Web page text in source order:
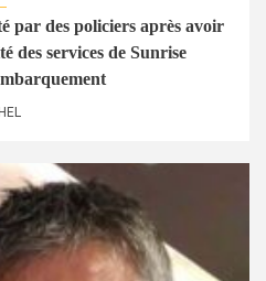
par des policiers après avoir
des services de Sunrise